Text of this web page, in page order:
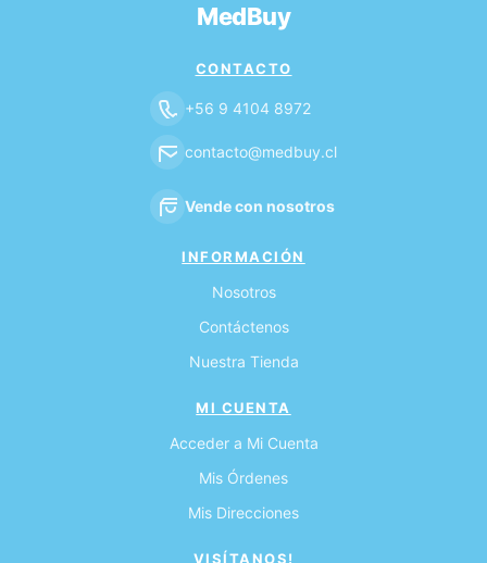
MedBuy
CONTACTO
+56 9 4104 8972
contacto@medbuy.cl
Vende con nosotros
INFORMACIÓN
Nosotros
Contáctenos
Nuestra Tienda
MI CUENTA
Acceder a Mi Cuenta
Mis Órdenes
Mis Direcciones
VISÍTANOS!